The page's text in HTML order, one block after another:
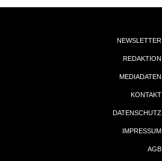
NEWSLETTER
REDAKTION
MEDIADATEN
KONTAKT
DATENSCHUTZ
IMPRESSUM
AGB